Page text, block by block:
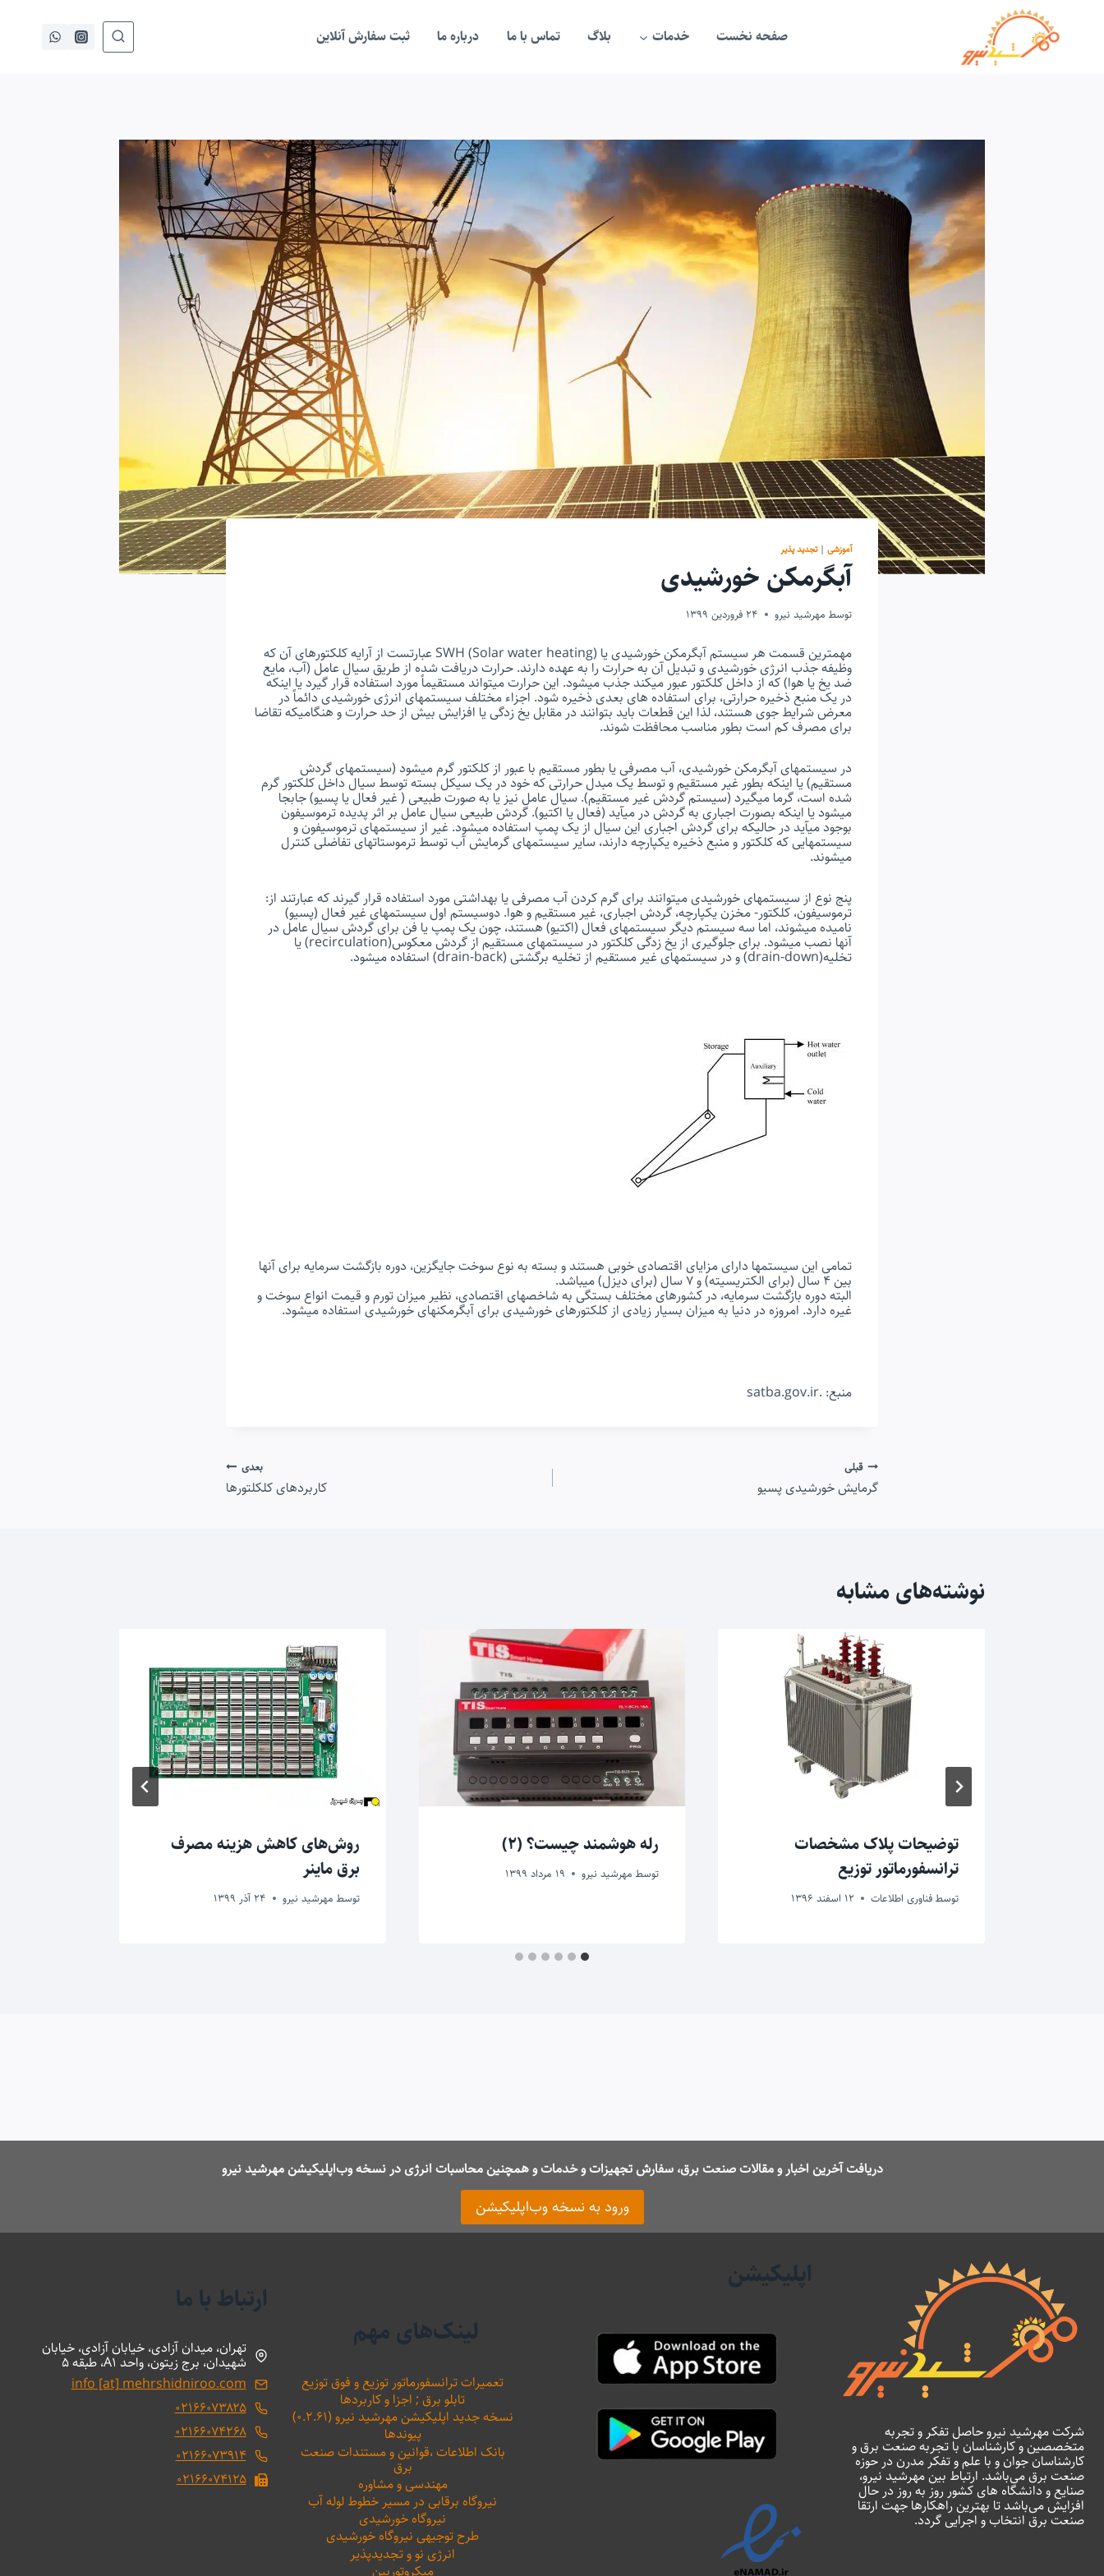
صفحه نخست خدمات بلاگ تماس با ما درباره ما ثبت سفارش آنلاین
آموزشی |تجدید پذیر
آبگرمکن خورشیدی
توسط مهرشید نیرو 24 فروردین 1399
مهمترین قسمت هر سیستم آبگرمکن خورشیدی یا SWH (Solar water heating) عبارتست از آرایه کلکتورهای آن که
وظیفه جذب انرژی خورشیدی و تبدیل آن به حرارت را به عهده دارند. حرارت دریافت شده از طریق سیال عامل (آب، مایع
ضد یخ یا هوا) که از داخل کلکتور عبور میکند جذب میشود. این حرارت میتواند مستقیماً مورد استفاده قرار گیرد یا اینکه
در یک منبع ذخیره حرارتی، برای استفاده های بعدی ذخیره شود. اجزاء مختلف سیستمهای انرژی خورشیدی دائماً در
معرض شرایط جوی هستند، لذا این قطعات باید بتوانند در مقابل یخ زدگی یا افزایش بیش از حد حرارت و هنگامیکه تقاضا
برای مصرف کم است بطور مناسب محافظت شوند.
در سیستمهای آبگرمکن خورشیدی، آب مصرفی یا بطور مستقیم با عبور از کلکتور گرم میشود (سیستمهای گردش
مستقیم) یا اینکه بطور غیر مستقیم و توسط یک مبدل حرارتی که خود در یک سیکل بسته توسط سیال داخل کلکتور گرم
شده است، گرما میگیرد (سیستم گردش غیر مستقیم). سیال عامل نیز یا به صورت طبیعی ( غیر فعال یا پسیو) جابجا
میشود یا اینکه بصورت اجباری به گردش در میآید (فعال یا اکتیو). گردش طبیعی سیال عامل بر اثر پدیده ترموسیفون
بوجود میآید در حالیکه برای گردش اجباری این سیال از یک پمپ استفاده میشود. غیر از سیستمهای ترموسیفون و
سیستمهایی که کلکتور و منبع ذخیره یکپارچه دارند، سایر سیستمهای گرمایش آب توسط ترموستاتهای تفاضلی کنترل
میشوند.
پنج نوع از سیستمهای خورشیدی میتوانند برای گرم کردن آب مصرفی یا بهداشتی مورد استفاده قرار گیرند که عبارتند از:
ترموسیفون، کلکتور- مخزن یکپارچه، گردش اجباری، غیر مستقیم و هوا. دوسیستم اول سیستمهای غیر فعال (پسیو)
نامیده میشوند، اما سه سیستم دیگر سیستمهای فعال (اکتیو) هستند، چون یک پمپ یا فن برای گردش سیال عامل در
آنها نصب میشود. برای جلوگیری از یخ زدگی کلکتور در سیستمهای مستقیم از گردش معکوس(recirculation) یا
تخلیه(drain-down) و در سیستمهای غیر مستقیم از تخلیه برگشتی (drain-back) استفاده میشود.
تمامی این سیستمها دارای مزایای اقتصادی خوبی هستند و بسته به نوع سوخت جایگزین، دوره بازگشت سرمایه برای آنها
بین ۴ سال (برای الکتریسیته) و ۷ سال (برای دیزل) میباشد.
البته دوره بازگشت سرمایه، در کشورهای مختلف بستگی به شاخصهای اقتصادی، نظیر میزان تورم و قیمت انواع سوخت و
غیره دارد. امروزه در دنیا به میزان بسیار زیادی از کلکتورهای خورشیدی برای آبگرمکنهای خورشیدی استفاده میشود.
منبع: .satba.gov.ir
راهبری
قبلی
گرمایش خورشیدی پسیو
بعدی
کاربردهای کلکلتورها
نوشته‌های مشابه
توضیحات پلاک مشخصات
ترانسفورماتور توزیع
توسط فناوری اطلاعات 12 اسفند 1396
رله‌ هوشمند چیست؟ (2)
توسط مهرشید نیرو 19 مرداد 1399
روش‌های کاهش هزینه مصرف
برق ماینر
توسط مهرشید نیرو 24 آذر 1399
دریافت آخرین اخبار و مقالات صنعت برق، سفارش تجهیزات و خدمات و همچنین محاسبات انرژی در نسخه وب‌اپلیکیشن مهرشید نیرو
ورود به نسخه وب‌اپلیکیشن
شرکت مهرشید نیرو حاصل تفکر و تجربه
متخصصین و کارشناسان با تجربه صنعت برق و
کارشناسان جوان و با علم و تفکر مدرن در حوزه
صنعت برق می‌باشد. ارتباط بین مهرشید نیرو،
صنایع و دانشگاه های کشور روز به روز در حال
افزایش می‌باشد تا بهترین راهکارها جهت ارتقا
صنعت برق انتخاب و اجرایی گردد.
اپلیکیشن
لینک‌های مهم
تعمیرات ترانسفورماتور توزیع و فوق توزیع
تابلو برق ; اجزا و کاربردها
نسخه جدید اپلیکیشن مهرشید نیرو (۰.۲.۶۱)
پیوندها
بانک اطلاعات ،‌قوانین و مستندات صنعت
برق
مهندسی و مشاوره
نیروگاه برقابی در مسیر خطوط لوله آب
نیروگاه خورشیدی
طرح توجیهی نیروگاه خورشیدی
انرژی نو و تجدیدپذیر
میکروتوربین
ارتباط با ما
تهران، میدان آزادی، خیابان آزادی، خیابان
شهیدان، برج زیتون، واحد A1، طبقه 5
info [at] mehrshidniroo.com
۰۲۱۶۶۰۷۳۸۲۵
۰۲۱۶۶۰۷۴۲۶۸
۰۲۱۶۶۰۷۳۹۱۴
۰۲۱۶۶۰۷۴۱۲۵